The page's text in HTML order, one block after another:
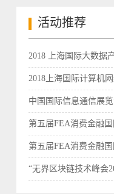
活动推荐
2018 上海国际大数据
2018上海国际计算机
中国国际信息通信展
第五届FEA消费金融
第五届FEA消费金融
“无界区块链技术峰会